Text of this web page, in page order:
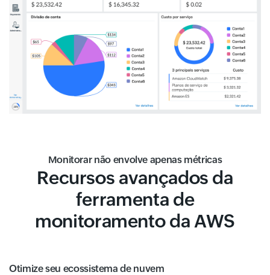
Monitorar não envolve apenas métricas
Recursos avançados da
ferramenta de
monitoramento da AWS
Otimize seu ecossistema de nuvem